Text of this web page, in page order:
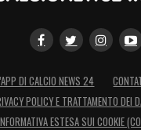
DI CALCIO NEWS 24
POLICY E TRATTAMENTO DEI
ESTESA SUI COOKIE